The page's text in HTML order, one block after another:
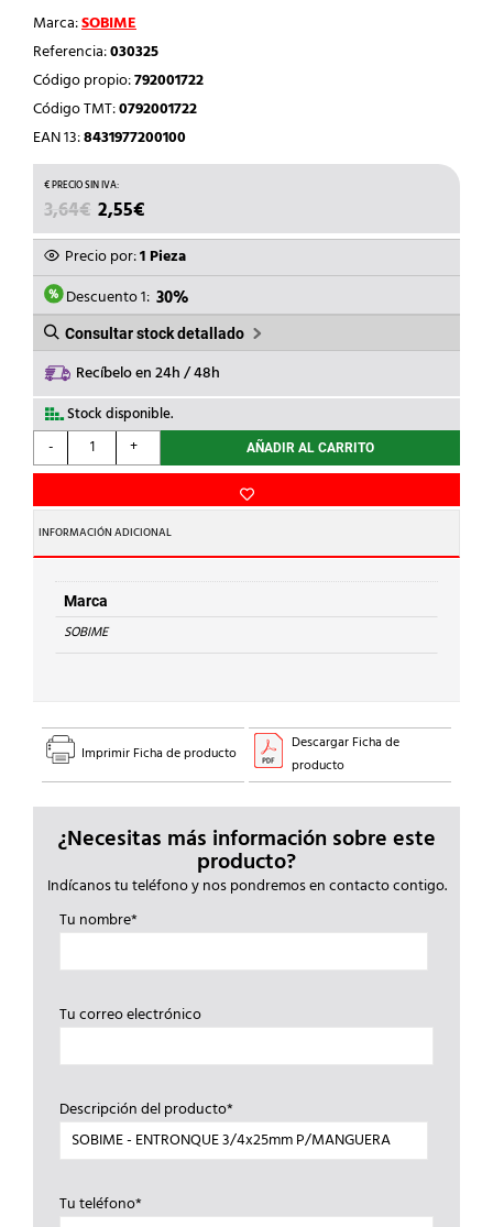
Marca:SOBIME
Referencia:030325
Código propio:792001722
Código TMT:0792001722
EAN 13:8431977200100
3,64€ EL
PRECIO
ORIGINAL
ERA:
3,64€.
2,55€
PRECIO
ACTUAL
ES:
2,55€.
Precio por:1 Pieza
Descuento 1: 30%
Consultar stock detallado
Recíbelo en 24h / 48h
Stock disponible.
-
SOBIME
-
3/4x25mm
P/MANGUERA
cantidad
+ AÑADIR AL CARRITO
INFORMACIÓN ADICIONAL
Marca
SOBIME
Imprimir Ficha de producto
Descargar Ficha de
producto
¿Necesitas más información sobre este
producto?
Indícanos tu teléfono y nos pondremos en contacto contigo.
Tu nombre*
Tu correo electrónico
Descripción del producto*
Tu teléfono*